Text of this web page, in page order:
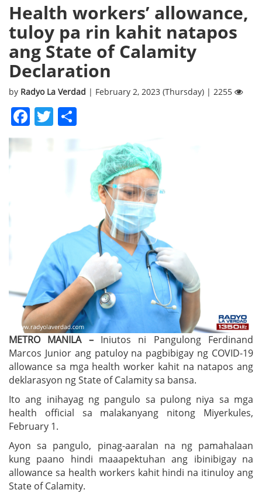
Health workers’ allowance,
tuloy pa rin kahit natapos
ang State of Calamity
Declaration
by Radyo La Verdad | February 2, 2023 (Thursday) | 2255
Facebook
Twitter
METRO MANILA – Iniutos ni Pangulong Ferdinand
Marcos Junior ang patuloy na pagbibigay ng COVID-19
allowance sa mga health worker kahit na natapos ang
deklarasyon ng State of Calamity sa bansa.
Ito ang inihayag ng pangulo sa pulong niya sa mga
health official sa malakanyang nitong Miyerkules,
February 1.
Ayon sa pangulo, pinag-aaralan na ng pamahalaan
kung paano hindi maaapektuhan ang ibinibigay na
allowance sa health workers kahit hindi na itinuloy ang
State of Calamity.